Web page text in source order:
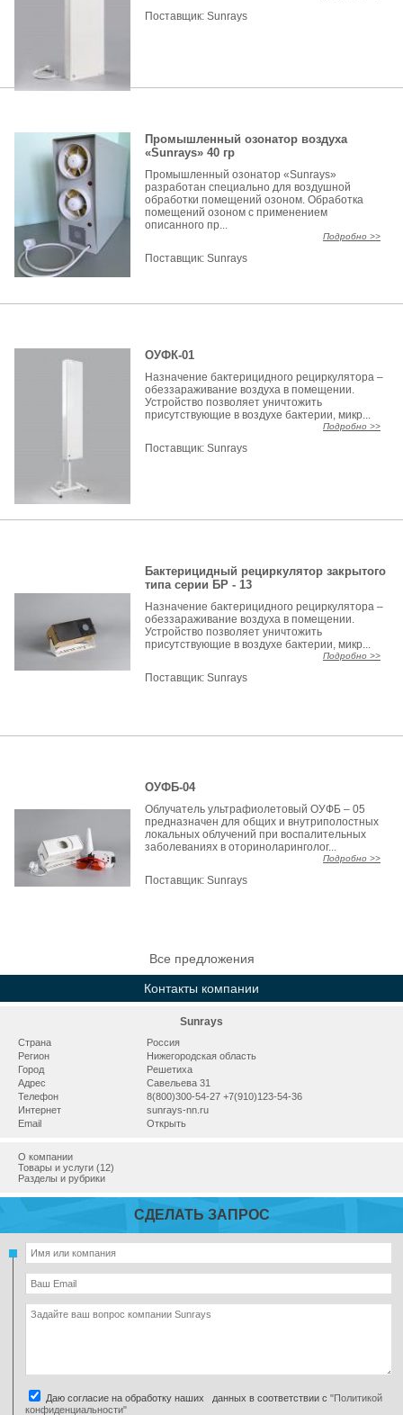
Поставщик:Sunrays
Промышленный озонатор воздуха
«Sunrays» 40 гр
Промышленный озонатор «Sunrays»
разработан специально для воздушной
обработки помещений озоном. Обработка
помещений озоном с применением
описанного пр...
Подробно >>
Поставщик:Sunrays
ОУФК-01
Назначение бактерицидного рециркулятора –
обеззараживание воздуха в помещении.
Устройство позволяет уничтожить
присутствующие в воздухе бактерии, микр...
Подробно >>
Поставщик:Sunrays
Бактерицидный рециркулятор закрытого
типа серии БР - 13
Назначение бактерицидного рециркулятора –
обеззараживание воздуха в помещении.
Устройство позволяет уничтожить
присутствующие в воздухе бактерии, микр...
Подробно >>
Поставщик:Sunrays
ОУФБ-04
Облучатель ультрафиолетовый ОУФБ – 05
предназначен для общих и внутриполостных
локальных облучений при воспалительных
заболеваниях в оториноларинголог...
Подробно >>
Поставщик:Sunrays
Все предложения
Контакты компании
Sunrays
Страна
Россия
Регион
Нижегородская область
Город
Решетиха
Адрес
Савельева 31
Телефон
8(800)300-54-27 +7(910)123-54-36
Интернет
sunrays-nn.ru
Email
Открыть
О компании
Товары и услуги (12)
Разделы и рубрики
СДЕЛАТЬ ЗАПРОС
Даю согласие на обработку наших данных в соответствии с "Политикой
конфиденциальности"